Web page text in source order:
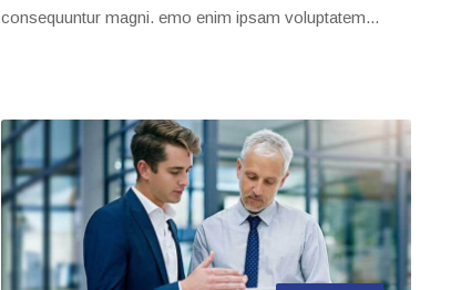
consequuntur magni. emo enim ipsam voluptatem...